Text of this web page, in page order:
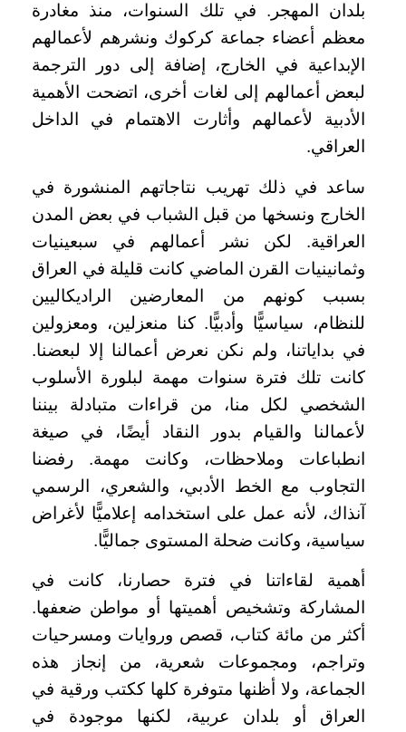
بلدان المهجر. في تلك السنوات، منذ مغادرة
معظم أعضاء جماعة كركوك ونشرهم لأعمالهم
الإبداعية في الخارج، إضافة إلى دور الترجمة
لبعض أعمالهم إلى لغات أخرى، اتضحت الأهمية
الأدبية لأعمالهم وأثارت الاهتمام في الداخل
العراقي.
ساعد في ذلك تهريب نتاجاتهم المنشورة في
الخارج ونسخها من قبل الشباب في بعض المدن
العراقية. لكن نشر أعمالهم في سبعينيات
وثمانينيات القرن الماضي كانت قليلة في العراق
بسبب كونهم من المعارضين الراديكاليين
للنظام، سياسيًّا وأدبيًّا. كنا منعزلين، ومعزولين
في بداياتنا، ولم نكن نعرض أعمالنا إلا لبعضنا.
كانت تلك فترة سنوات مهمة لبلورة الأسلوب
الشخصي لكل منا، من قراءات متبادلة بيننا
لأعمالنا والقيام بدور النقاد أيضًا، في صيغة
انطباعات وملاحظات، وكانت مهمة. رفضنا
التجاوب مع الخط الأدبي، والشعري، الرسمي
آنذاك، لأنه عمل على استخدامه إعلاميًّا لأغراض
سياسية، وكانت ضحلة المستوى جماليًّا.
أهمية لقاءاتنا في فترة حصارنا، كانت في
المشاركة وتشخيص أهميتها أو مواطن ضعفها.
أكثر من مائة كتاب، قصص وروايات ومسرحيات
وتراجم، ومجموعات شعرية، من إنجاز هذه
الجماعة، ولا أظنها متوفرة كلها ككتب ورقية في
العراق أو بلدان عربية، لكنها موجودة في